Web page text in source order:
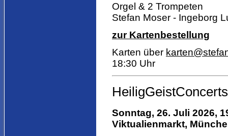
Orgel & 2 Trompeten
Stefan Moser - Ingeborg
zur Kartenbestellung
Karten über
18:30 Uhr
HeiligGeistConcerts
Sonntag, 26. Juli 2026,
Viktualienmarkt,